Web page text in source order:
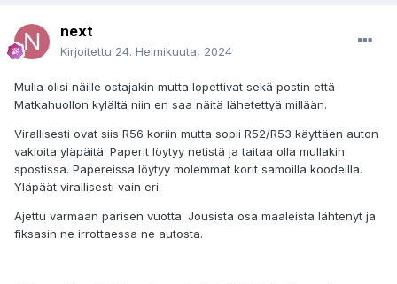
next
Kirjoitettu 24. Helmikuuta, 2024
Mulla olisi näille ostajakin mutta lopettivat sekä postin että
Matkahuollon kylältä niin en saa näitä lähetettyä millään.
Virallisesti ovat siis R56 koriin mutta sopii R52/R53 käyttäen auton
vakioita yläpäitä. Paperit löytyy netistä ja taitaa olla mullakin
spostissa. Papereissa löytyy molemmat korit samoilla koodeilla.
Yläpäät virallisesti vain eri.
Ajettu varmaan parisen vuotta. Jousista osa maaleista lähtenyt ja
fiksasin ne irrottaessa ne autosta.